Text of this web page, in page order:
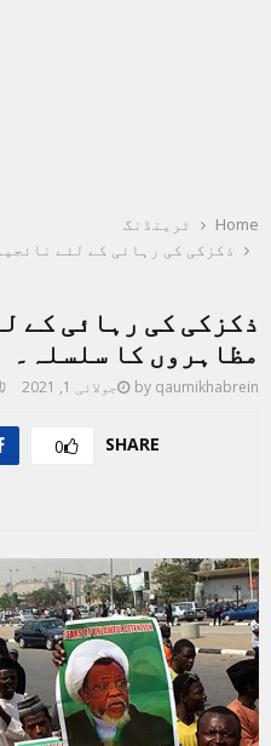
Home
ٹرینڈنگ
ذکزکی کی رہائی کے لئے
ذکزکی کی رہائی کے
مظاہروں کا سلسلہ۔
by qaumikhabrein جولائی 1, 2021
SHARE
0